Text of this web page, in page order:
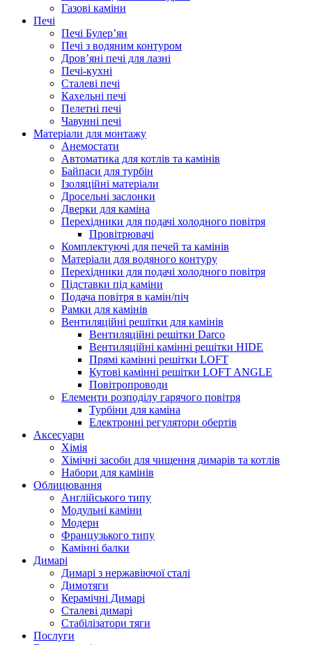
Газові каміни
Печі
Печі Булер’ян
Печі з водяним контуром
Дров’яні печі для лазні
Печі-кухні
Сталеві печі
Кахельні печі
Пелетні печі
Чавунні печі
Матеріали для монтажу
Анемостати
Автоматика для котлів та камінів
Байпаси для турбін
Ізоляційні матеріали
Дросельні заслонки
Дверки для каміна
Перехідники для подачі холодного повітря
Провітрювачі
Комплектуючі для печей та камінів
Матеріали для водяного контуру
Перехідники для подачі холодного повітря
Підставки під каміни
Подача повітря в камін/піч
Рамки для камінів
Вентиляційні решітки для камінів
Вентиляційні решітки Darco
Вентиляційні камінні решітки HIDE
Прямі камінні решітки LOFT
Кутові камінні решітки LOFT ANGLE
Повітропроводи
Елементи розподілу гарячого повітря
Турбіни для каміна
Електронні регулятори обертів
Аксесуари
Хімія
Хімічні засоби для чищення димарів та котлів
Набори для камінів
Облицювання
Англійського типу
Модульні каміни
Модерн
Французького типу
Камінні балки
Димарі
Димарі з нержавіючої сталі
Димотяги
Керамічні Димарі
Сталеві димарі
Стабілізатори тяги
Послуги